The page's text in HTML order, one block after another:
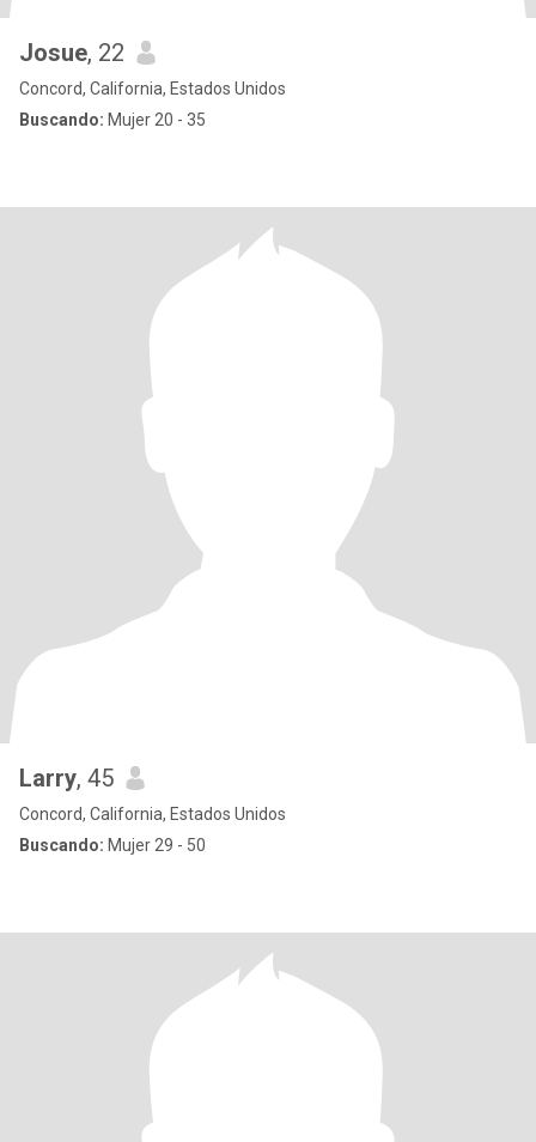
Josue, 22
Concord, California, Estados Unidos
Buscando: Mujer 20 - 35
Larry, 45
Concord, California, Estados Unidos
Buscando: Mujer 29 - 50